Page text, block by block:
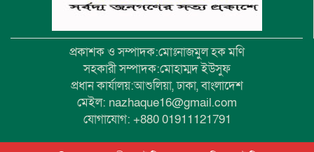
প্রকাশক ও সম্পাদক:মোঃনাজমুল হক মণি
সহকারী সম্পাদক:মোহাম্মদ ইউসুফ
প্রধান কার্যালয়:আশুলিয়া, ঢাকা, বাংলাদেশ
মেইল: nazhaque16@gmail.com
যোগাযোগ: +880 01911121791